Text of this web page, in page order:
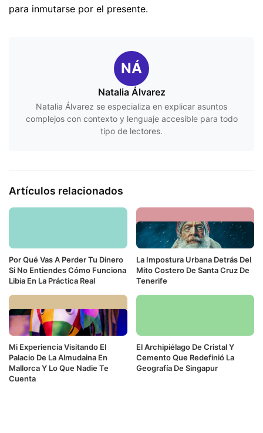
para inmutarse por el presente.
NÁ
Natalia Álvarez
Natalia Álvarez se especializa en explicar asuntos
complejos con contexto y lenguaje accesible para todo
tipo de lectores.
Artículos relacionados
Por Qué Vas A Perder Tu Dinero
Si No Entiendes Cómo Funciona
Libia En La Práctica Real
La Impostura Urbana Detrás Del
Mito Costero De Santa Cruz De
Tenerife
Mi Experiencia Visitando El
Palacio De La Almudaina En
Mallorca Y Lo Que Nadie Te
Cuenta
El Archipiélago De Cristal Y
Cemento Que Redefinió La
Geografía De Singapur